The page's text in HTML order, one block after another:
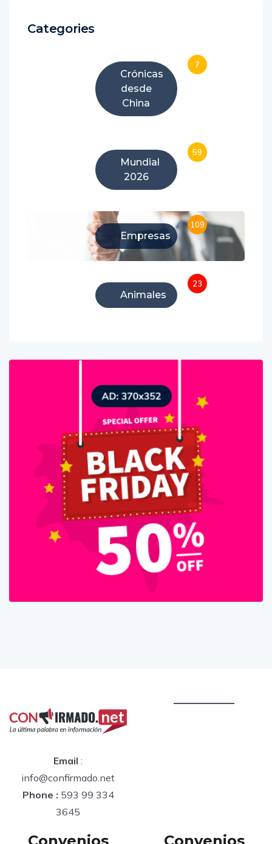
Categories
Crónicas
desde
China
7
Mundial
2026
59
Empresas
109
Animales
23
Email :
info@confirmado.net
Phone : 593 99 334
3645